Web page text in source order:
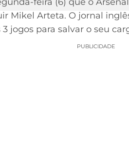
Mikel Arteta. O jornal
jogos para salvar o seu
PUBLICIDADE